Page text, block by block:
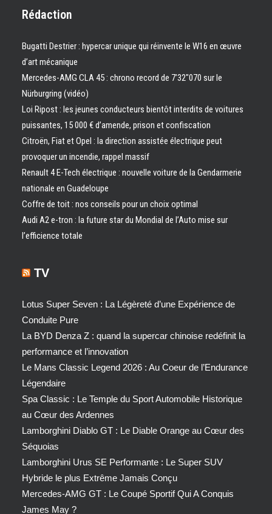
Rédaction
Bugatti Destrier : hypercar unique qui réinvente le W16 en œuvre
d’art mécanique
Mercedes-AMG CLA 45 : chrono record de 7’32″070 sur le
Nürburgring (vidéo)
Loi Ripost : les jeunes conducteurs bientôt interdits de voitures
puissantes, 15 000 € d’amende, prison et confiscation
Citroën, Fiat et Opel : la direction assistée électrique peut
provoquer un incendie, rappel massif
Renault 4 E-Tech électrique : nouvelle voiture de la Gendarmerie
nationale en Guadeloupe
Coffre de toit : nos conseils pour un choix optimal
Audi A2 e-tron : la future star du Mondial de l’Auto mise sur
l’efficience totale
TV
Lotus Super Seven : La Légèreté d’une Expérience de
Conduite Pure
La BYD Denza Z : quand la supercar chinoise redéfinit la
performance et l’innovation
Le Mans Classic Legend 2026 : Au Coeur de l’Endurance
Légendaire
Spa Classic : Le Temple du Sport Automobile Historique
au Cœur des Ardennes
Lamborghini Diablo GT : Le Diable Orange au Cœur des
Séquoias
Lamborghini Urus SE Performante : Le Super SUV
Hybride le plus Extrême Jamais Conçu
Mercedes-AMG GT : Le Coupé Sportif Qui A Conquis
James May ?